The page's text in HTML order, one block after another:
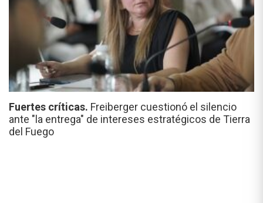
Fuertes críticas. Freiberger cuestionó el silencio
ante "la entrega" de intereses estratégicos de Tierra
del Fuego